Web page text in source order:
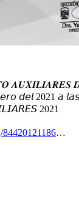
𝘥𝘦𝘭 2021 𝘢
2021
84420121186…